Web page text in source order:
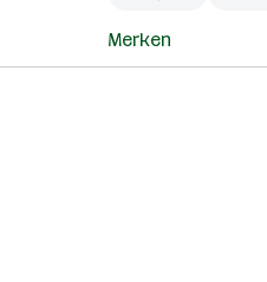
Merken